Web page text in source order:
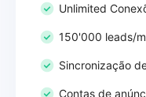
Unlimited
150'000 leads/
Sincronização
Contas de